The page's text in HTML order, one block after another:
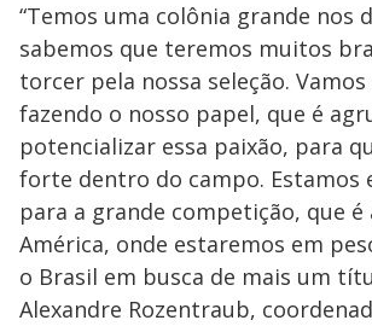
“Temos uma colônia grande nos
sabemos que teremos muitos
torcer pela nossa seleção.
fazendo o nosso papel, que é
potencializar essa paixão, para
forte dentro do campo. Estamos
para a grande competição, que é
América, onde estaremos em
o Brasil em busca de mais um
Alexandre Rozentraub,